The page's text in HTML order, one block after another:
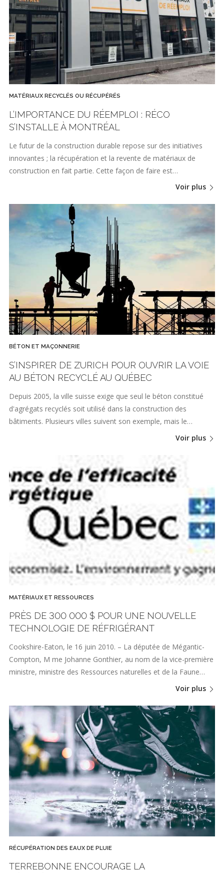
MATÉRIAUX RECYCLÉS OU RÉCUPÉRÉS
L’IMPORTANCE DU RÉEMPLOI : RÉCO
S’INSTALLE À MONTRÉAL
Le futur de la construction durable repose sur des initiatives
innovantes ; la récupération et la revente de matériaux de
construction en fait partie. Cette façon de faire est…
Voir plus
BÉTON ET MAÇONNERIE
S’INSPIRER DE ZURICH POUR OUVRIR LA VOIE
AU BÉTON RECYCLÉ AU QUÉBEC
Depuis 2005, la ville suisse exige que seul le béton constitué
d'agrégats recyclés soit utilisé dans la construction des
bâtiments. Plusieurs villes suivent son exemple, mais le…
Voir plus
MATÉRIAUX ET RESSOURCES
PRÈS DE 300 000 $ POUR UNE NOUVELLE
TECHNOLOGIE DE RÉFRIGÉRANT
Cookshire-Eaton, le 16 juin 2010. – La députée de Mégantic-
Compton, M me Johanne Gonthier, au nom de la vice-première
ministre, ministre des Ressources naturelles et de la Faune…
Voir plus
RÉCUPÉRATION DES EAUX DE PLUIE
TERREBONNE ENCOURAGE LA